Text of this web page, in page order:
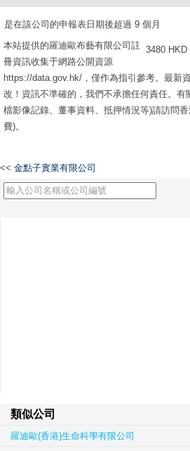
是在該公司的申報表日期後超過 9 個月
3480 HKD
本站提供的羅迪歐布藝有限公司註
冊資訊收集于網路公開資源
https://data.gov.hk/，僅作為指引參考。最新
改！資訊不準確的，我們不承擔任何責任。有
檔影像記錄、董事資料、抵押情況等)請訪問
費)。
<< 金點子實業有限公司
類似公司
羅迪歐(香港)生命科學有限公司